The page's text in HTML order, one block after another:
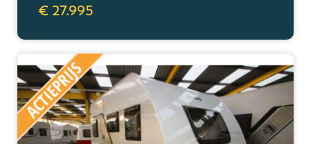
€ 27.995